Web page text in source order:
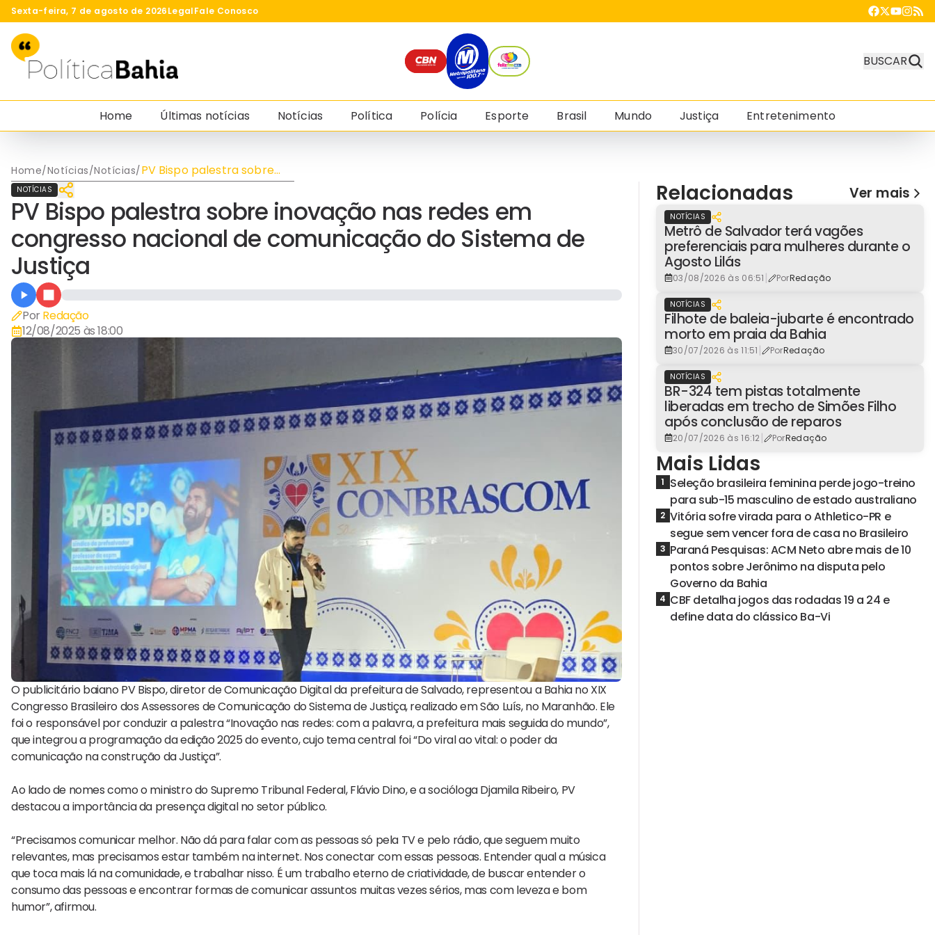
Sexta-feira, 7 de agosto de 2026LegalFale Conosco
BUSCAR
Home Últimas notícias Notícias Política Polícia Esporte Brasil Mundo Justiça Entretenimento
Home/Notícias/Notícias/PV Bispo palestra sobre
inovação nas redes em
comunicação do Sistema
de Justiça
NOTÍCIAS
PV Bispo palestra sobre inovação nas redes em
congresso nacional de comunicação do Sistema de
Justiça
Por Redação
12/08/2025 às 18:00
O publicitário baiano PV Bispo, diretor de Comunicação Digital da prefeitura de Salvado, representou a Bahia no XIX
Congresso Brasileiro dos Assessores de Comunicação do Sistema de Justiça, realizado em São Luís, no Maranhão. Ele
foi o responsável por conduzir a palestra “Inovação nas redes: com a palavra, a prefeitura mais seguida do mundo”,
que integrou a programação da edição 2025 do evento, cujo tema central foi “Do viral ao vital: o poder da
comunicação na construção da Justiça”.
Ao lado de nomes como o ministro do Supremo Tribunal Federal, Flávio Dino, e a socióloga Djamila Ribeiro, PV
destacou a importância da presença digital no setor público.
“Precisamos comunicar melhor. Não dá para falar com as pessoas só pela TV e pelo rádio, que seguem muito
relevantes, mas precisamos estar também na internet. Nos conectar com essas pessoas. Entender qual a música
que toca mais lá na comunidade, e trabalhar nisso. É um trabalho eterno de criatividade, de buscar entender o
consumo das pessoas e encontrar formas de comunicar assuntos muitas vezes sérios, mas com leveza e bom
humor”, afirmou.
Relacionadas Ver mais
NOTÍCIAS
Metrô de Salvador terá vagões
preferenciais para mulheres durante o
Agosto Lilás
03/08/2026 às 06:51 | PorRedação
NOTÍCIAS
Filhote de baleia-jubarte é encontrado
morto em praia da Bahia
30/07/2026 às 11:51 | PorRedação
NOTÍCIAS
BR-324 tem pistas totalmente
liberadas em trecho de Simões Filho
após conclusão de reparos
20/07/2026 às 16:12| PorRedação
Mais Lidas
1 Seleção brasileira feminina perde jogo-treino
para sub-15 masculino de estado australiano
2 Vitória sofre virada para o Athletico-PR e
segue sem vencer fora de casa no Brasileiro
3 Paraná Pesquisas: ACM Neto abre mais de 10
pontos sobre Jerônimo na disputa pelo
Governo da Bahia
4 CBF detalha jogos das rodadas 19 a 24 e
define data do clássico Ba-Vi